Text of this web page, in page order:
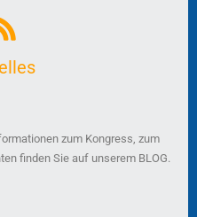
zum Kongress, zum
finden Sie auf unserem BLOG.